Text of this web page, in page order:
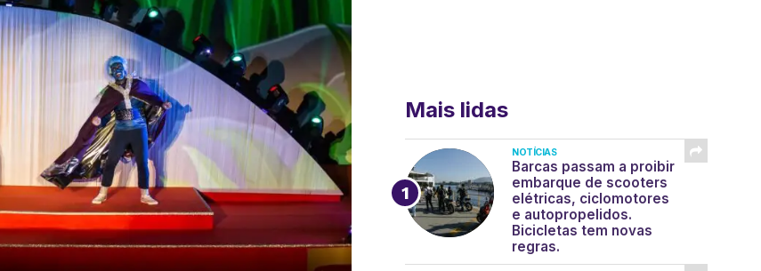
Mais lidas
NOTÍCIAS
Barcas passam a proibir
embarque de scooters
elétricas, ciclomotores
e autopropelidos.
Bicicletas tem novas
regras.